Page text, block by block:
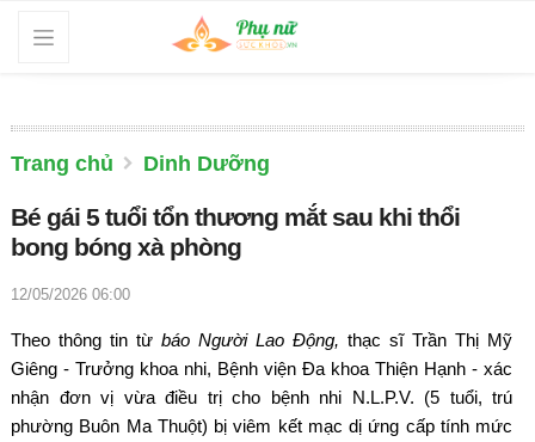
Trang chủ Dinh Dưỡng
Bé gái 5 tuổi tổn thương mắt sau khi thổi
bong bóng xà phòng
12/05/2026 06:00
Theo thông tin từ báo Người Lao Động, thạc sĩ Trần Thị Mỹ
Giêng - Trưởng khoa nhi, Bệnh viện Đa khoa Thiện Hạnh - xác
nhận đơn vị vừa điều trị cho bệnh nhi N.L.P.V. (5 tuổi, trú
phường Buôn Ma Thuột) bị viêm kết mạc dị ứng cấp tính mức